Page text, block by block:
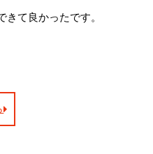
て良かったです。